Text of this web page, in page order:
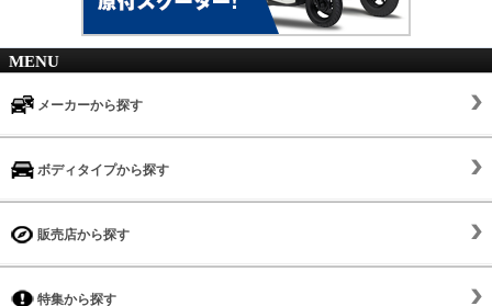
MENU
メーカーから探す
ボディタイプから探す
販売店から探す
特集から探す